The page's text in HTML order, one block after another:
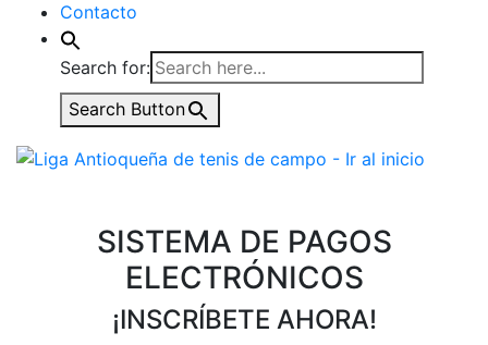
Contacto
Search for:
Search Button
SISTEMA DE PAGOS
ELECTRÓNICOS
¡INSCRÍBETE AHORA!